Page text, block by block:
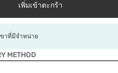
เพิ่มเข้าตะกร้า
ขาที่มีจำหน่าย
METHOD